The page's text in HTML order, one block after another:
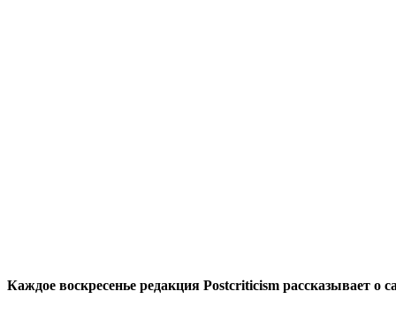
Каждое воскресенье редакция Postcriticism рассказывает